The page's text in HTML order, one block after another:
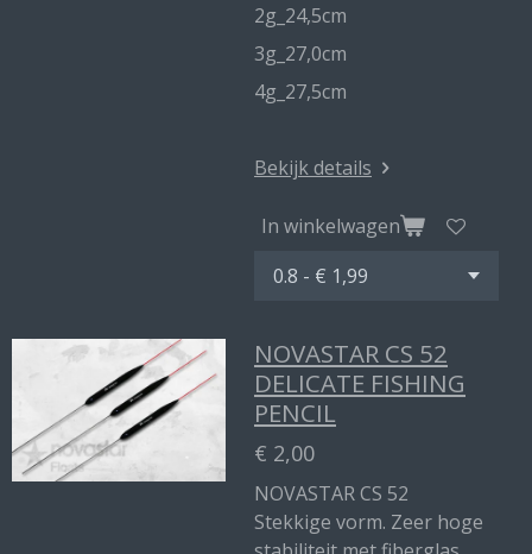
2g_24,5cm
3g_27,0cm
4g_27,5cm
Bekijk details
In winkelwagen
NOVASTAR CS 52
DELICATE FISHING
PENCIL
€ 2,00
NOVASTAR CS 52
Stekkige vorm. Zeer hoge